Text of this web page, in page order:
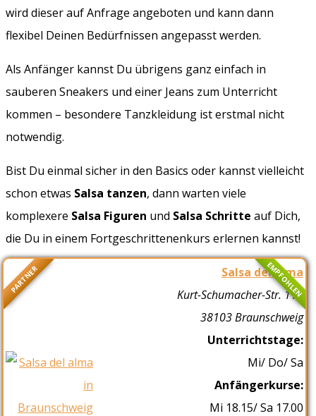
wird dieser auf Anfrage angeboten und kann dann
flexibel Deinen Bedürfnissen angepasst werden.
Als Anfänger kannst Du übrigens ganz einfach in
sauberen Sneakers und einer Jeans zum Unterricht
kommen – besondere Tanzkleidung ist erstmal nicht
notwendig.
Bist Du einmal sicher in den Basics oder kannst vielleicht
schon etwas Salsa tanzen, dann warten viele
komplexere Salsa Figuren und Salsa Schritte auf Dich,
die Du in einem Fortgeschrittenenkurs erlernen kannst!
PARTNER EMPFOHLEN
Salsa del alma
Kurt-Schumacher-Str. 11b
38103 Braunschweig
Unterrichtstage:
Mi/ Do/ Sa
Anfängerkurse:
Mi 18.15/ Sa 17.00